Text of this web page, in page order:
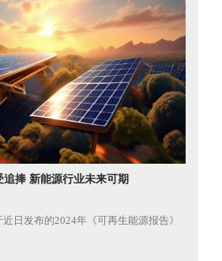
捧 新能源行业未来可期
日发布的2024年《可再生能源报告》